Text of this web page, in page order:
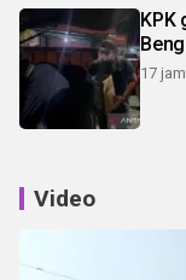
KPK
17
Video